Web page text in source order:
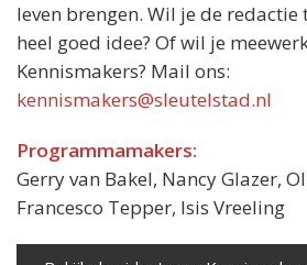
leven brengen. Wil je de redactie
heel goed idee? Of wil je
Kennismakers? Mail ons:
kennismakers@sleutelstad.nl
Programmamakers:
Gerry van Bakel, Nancy Glazer,
Francesco Tepper, Isis Vreeling